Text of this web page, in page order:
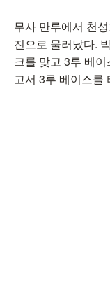
무사 만루에서 천
진으로 물러났다.
크를 맞고 3루 베
고서 3루 베이스를